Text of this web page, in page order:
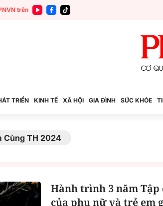
trên
TRIỂN KINH TẾ XÃ HỘI GIA ĐÌNH SỨC KHỎE
Cùng TH 2024
Hành trình 3 năm Tập
của phụ nữ và trẻ em